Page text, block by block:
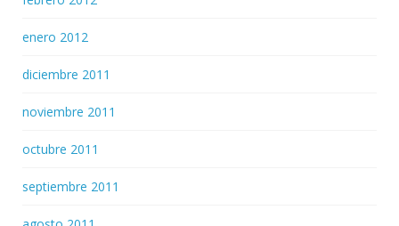
enero 2012
diciembre 2011
noviembre 2011
octubre 2011
septiembre 2011